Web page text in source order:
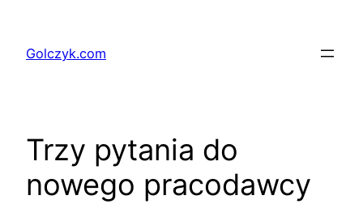
treściGolczyk.com
Trzy pytania do
nowego pracodawcy